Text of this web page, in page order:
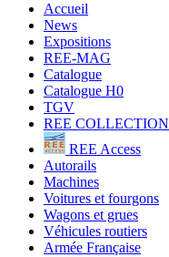
Accueil
News
Expositions
REE-MAG
Catalogue
Catalogue H0
TGV
REE COLLECTION
REE Access
Autorails
Machines
Voitures et fourgons
Wagons et grues
Véhicules routiers
Armée Française